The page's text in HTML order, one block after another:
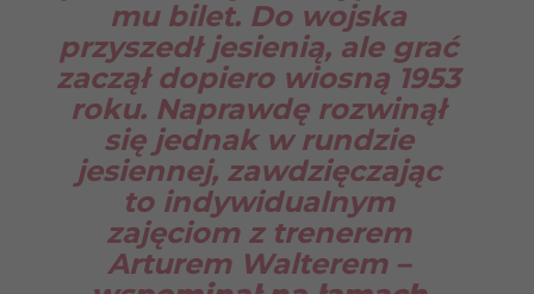
mu bilet. Do wojska
przyszedł jesienią, ale grać
zaczął dopiero wiosną 1953
roku. Naprawdę rozwinął
się jednak w rundzie
jesiennej, zawdzięczając
to indywidualnym
zajęciom z trenerem
Arturem Walterem –